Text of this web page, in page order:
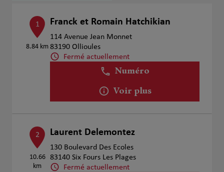
1
8.84 km
Franck et Romain Hatchikian
114 Avenue Jean Monnet
83190 Ollioules
Fermé actuellement
Numéro
Voir plus
2
10.66
km
Laurent Delemontez
130 Boulevard Des Ecoles
83140 Six Fours Les Plages
Fermé actuellement